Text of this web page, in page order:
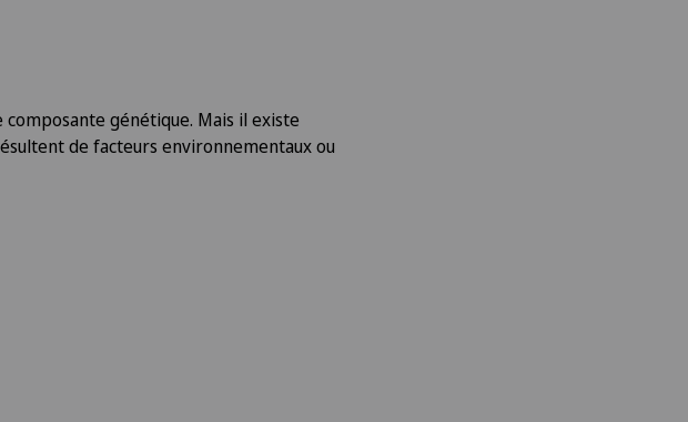
composante génétique. Mais il existe
de facteurs environnementaux ou